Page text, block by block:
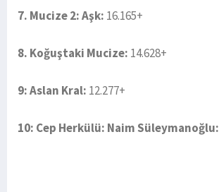
7. Mucize 2: Aşk: 16.165+
8. Koğuştaki Mucize: 14.628+
9: Aslan Kral: 12.277+
10: Cep Herkülü: Naim Süleymanoğlu: